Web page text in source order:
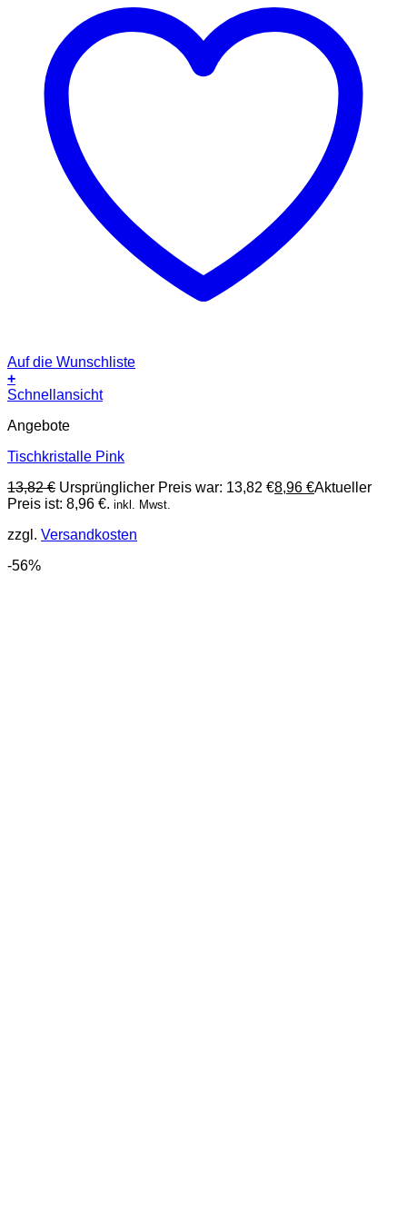
Auf die Wunschliste
+
Schnellansicht
Angebote
Tischkristalle Pink
13,82€ Ursprünglicher Preis war: 13,82 €8,96 €Aktueller
Preis ist: 8,96 €. inkl. Mwst.
zzgl. Versandkosten
-56%